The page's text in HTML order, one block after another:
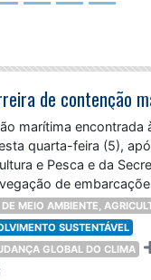
marítima encontrada
quarta-feira (5),
e Pesca e da
de
DE MEIO AMBIENTE,
SUSTENTÁVEL
GLOBAL DO CLIMA